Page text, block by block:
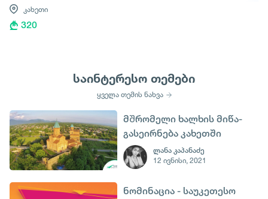
კახეთი
320
საინტერესო თემები
ყველა თემის ნახვა
მᲨრომელი ხალხის მიწა-
გასეირნება კახეთში
ლანა კაპანაძე
12 ივნისი, 2021
ნომინაცია - საუკეთესო